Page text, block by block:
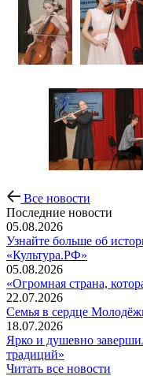
Все новости
Последние новости
05.08.2026
Узнайте больше об
«Культура.РФ»
05.08.2026
«Огромная страна,
22.07.2026
Семья в сердце
18.07.2026
Ярко и душевно
традиций»
Читать все новости